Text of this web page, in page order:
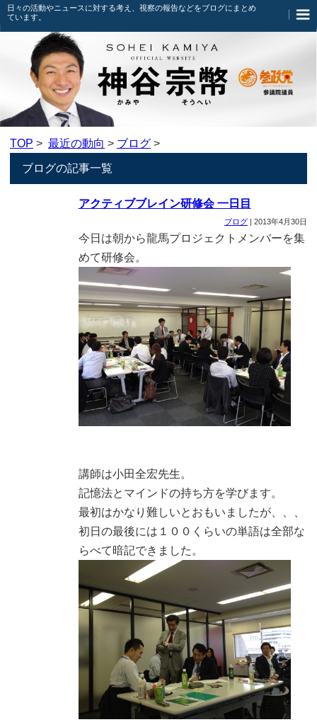
日々の活動やニュースに対する考え、視察の報告などをブログにまとめ
ています。
TOP > 最近の動向 > ブログ >
ブログの記事一覧
アクティブブレイン研修会 一日目
ブログ | 2013年4月30日
今日は朝から龍馬プロジェクトメンバーを集
めて研修会。
講師は小田全宏先生。
記憶法とマインドの持ち方を学びます。
最初はかなり難しいとおもいましたが、、、
初日の最後には１００くらいの単語は全部な
らべて暗記できました。